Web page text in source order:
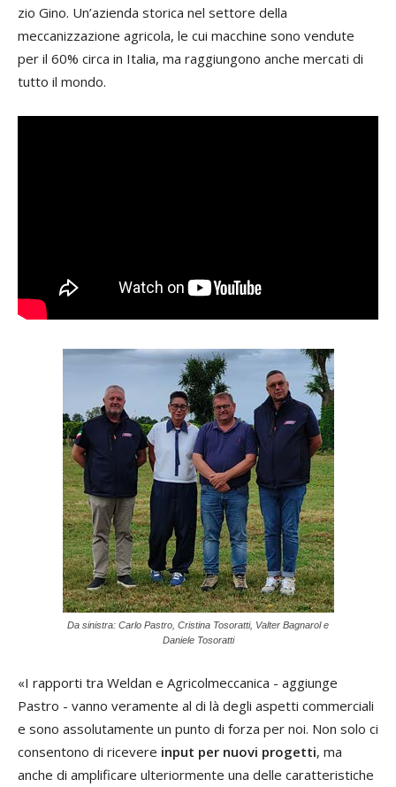
zio Gino. Un’azienda storica nel settore della
meccanizzazione agricola, le cui macchine sono vendute
per il 60% circa in Italia, ma raggiungono anche mercati di
tutto il mondo.
Da sinistra: Carlo Pastro, Cristina Tosoratti, Valter Bagnarol e
Daniele Tosoratti
«I rapporti tra Weldan e Agricolmeccanica - aggiunge
Pastro - vanno veramente al di là degli aspetti commerciali
e sono assolutamente un punto di forza per noi. Non solo ci
consentono di ricevere input per nuovi progetti, ma
anche di amplificare ulteriormente una delle caratteristiche